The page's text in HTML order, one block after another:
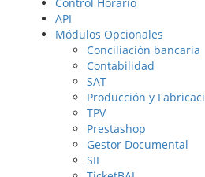
API
Módulos Opcionales
Conciliación bancaria
Contabilidad
SAT
Producción y
TPV
Prestashop
Gestor Documental
SII